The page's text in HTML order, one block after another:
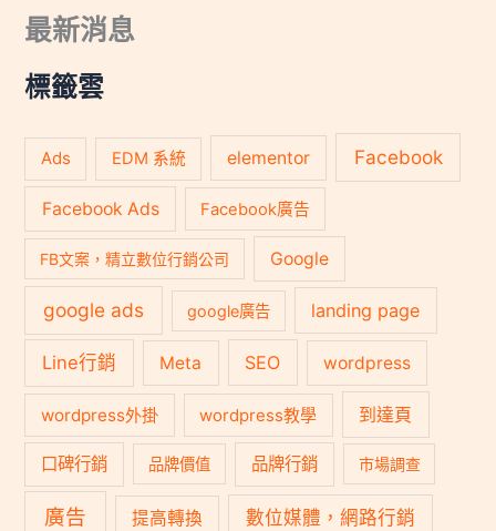
關
鍵
:
最新消息
標籤雲
Ads EDM 系統 elementor Facebook
Facebook Ads Facebook廣告
FB文案，精立數位行銷公司 Google
google ads google廣告 landing page
Line行銷 Meta SEO wordpress
wordpress外掛 wordpress教學 到達頁
口碑行銷 品牌價值 品牌行銷 市場調查
廣告 提高轉換 數位媒體，網路行銷